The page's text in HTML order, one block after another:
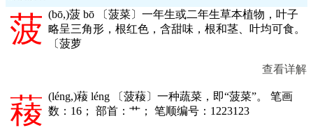
菠 (bō,)菠 bō 〔菠菜〕一年生或二年生草本植物，叶子
略呈三角形，根红色，含甜味，根和茎、叶均可食。
〔菠萝
查看详解
薐 (léng,)薐 léng 〔菠薐〕一种蔬菜，即“菠菜”。 笔画
数：16； 部首：艹； 笔顺编号：1223123